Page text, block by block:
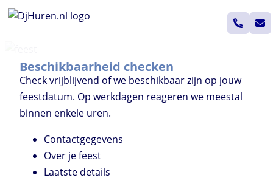
Ga
inhoud
Beschikbaarheid checken
Check vrijblijvend of we beschikbaar zijn op jouw
feestdatum. Op werkdagen reageren we meestal
binnen enkele uren.
Contactgegevens
Over je feest
Laatste details